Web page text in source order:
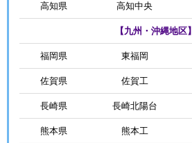
高知県 高知中央
【九州・沖縄地区】
福岡県 東福岡
佐賀県 佐賀工
長崎県 長崎北陽台
熊本県 熊本工